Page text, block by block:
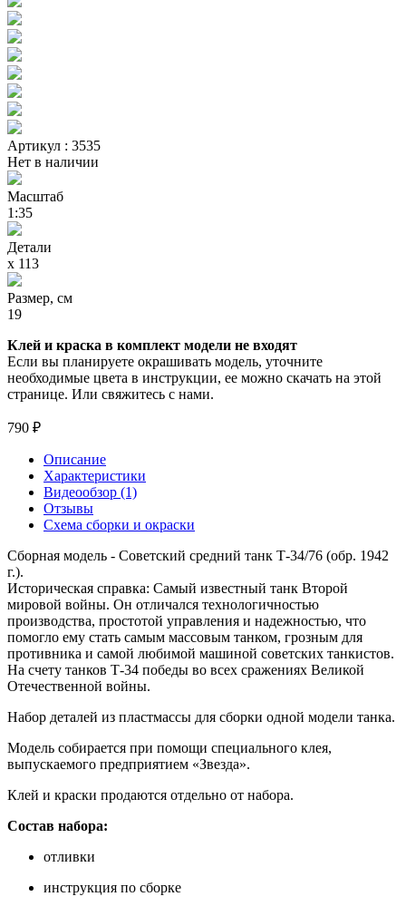
Артикул : 3535
Нет в наличии
Масштаб
1:35
Детали
х 113
Размер, см
19
Клей и краска в комплект модели не входят
Если вы планируете окрашивать модель, уточните
необходимые цвета в инструкции, ее можно скачать на этой
странице. Или свяжитесь с нами.
790 ₽
Описание
Характеристики
Видеообзор (1)
Отзывы
Схема сборки и окраски
Сборная модель - Советский средний танк Т-34/76 (обр. 1942
г.).
Историческая справка: Самый известный танк Второй
мировой войны. Он отличался технологичностью
производства, простотой управления и надежностью, что
помогло ему стать самым массовым танком, грозным для
противника и самой любимой машиной советских танкистов.
На счету танков Т-34 победы во всех сражениях Великой
Отечественной войны.
Набор деталей из пластмассы для сборки одной модели танка.
Модель собирается при помощи специального клея,
выпускаемого предприятием «Звезда».
Клей и краски продаются отдельно от набора.
Состав набора:
отливки
инструкция по сборке